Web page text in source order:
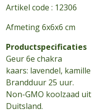
Artikel code : 12306
Afmeting 6x6x6 cm
Productspecificaties
Geur 6e chakra
kaars: lavendel, kamille
Brandduur 25 uur.
Non-GMO koolzaad uit
Duitsland.